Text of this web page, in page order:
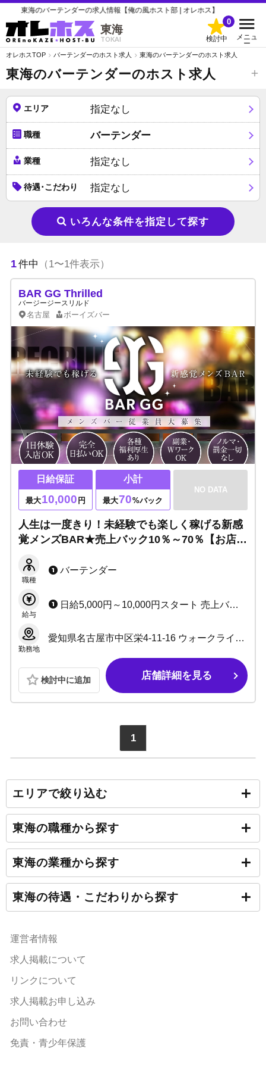
東海のバーテンダーの求人情報【俺の風ホスト部 | オレホス】
東海
TOKAI 検討中
0
メニュ
ー
オレホスTOP バーテンダーのホスト求人 東海のバーテンダーのホスト求人
東海のバーテンダーのホスト求人
エリア 指定なし
職種 バーテンダー
業種 指定なし
待遇･こだわり 指定なし
いろんな条件を指定して探す
1件中 （1〜1件表示）
BAR GG Thrilled
バージージースリルド
名古屋 ボーイズバー
日給保証
最大10,000 円
小計
最大70%バック
NO DATA
人生は一度きり！未経験でも楽しく稼げる新感
覚メンズBAR★売上バック10％～70％【お店か
ープです！
職種
バーテンダー
給与
日給5,000円～10,000円スタート 売上バックあり（10％～70％） 未経験から月収100万も可能です！ 更に出勤時間遅れシステム採用により、給料変わらずの時短勤務可能！
勤務地
愛知県名古屋市中区栄4-11-16 ウォークライオンビル 5F 501
検討中に追加 店舗詳細を見る
1
エリアで絞り込む
東海の職種から探す
東海の業種から探す
東海の待遇・こだわりから探す
運営者情報
求人掲載について
リンクについて
求人掲載お申し込み
お問い合わせ
免責・青少年保護